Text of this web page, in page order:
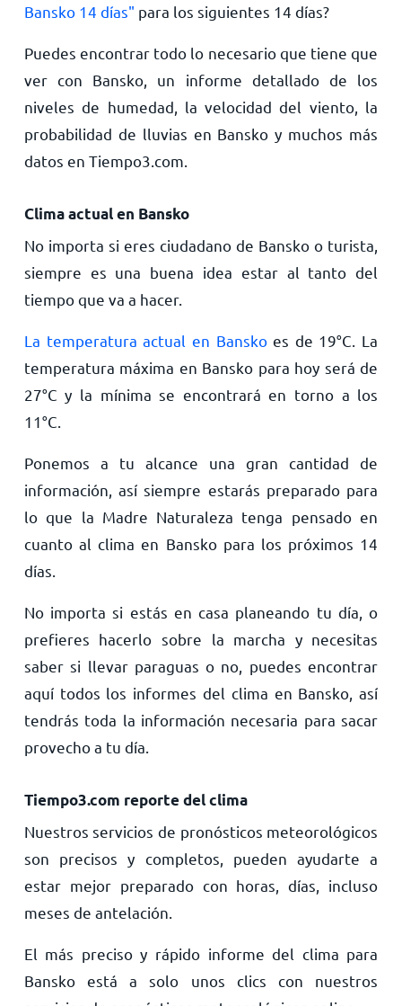
Bansko 14 días" para los siguientes 14 días?
Puedes encontrar todo lo necesario que tiene que
ver con Bansko, un informe detallado de los
niveles de humedad, la velocidad del viento, la
probabilidad de lluvias en Bansko y muchos más
datos en Tiempo3.com.
Clima actual en Bansko
No importa si eres ciudadano de Bansko o turista,
siempre es una buena idea estar al tanto del
tiempo que va a hacer.
La temperatura actual en Banskoes de 19°C . La
temperatura máxima en Bansko para hoy será de
27°C y la mínima se encontrará en torno a los
11°C
Ponemos a tu alcance una gran cantidad de
información, así siempre estarás preparado para
lo que la Madre Naturaleza tenga pensado en
cuanto al clima en Bansko para los próximos 14
días.
No importa si estás en casa planeando tu día, o
prefieres hacerlo sobre la marcha y necesitas
saber si llevar paraguas o no, puedes encontrar
aquí todos los informes del clima en Bansko, así
tendrás toda la información necesaria para sacar
provecho a tu día.
Tiempo3.com reporte del clima
Nuestros servicios de pronósticos meteorológicos
son precisos y completos, pueden ayudarte a
estar mejor preparado con horas, días, incluso
meses de antelación.
El más preciso y rápido informe del clima para
Bansko está a solo unos clics con nuestros